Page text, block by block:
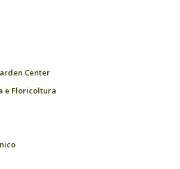
Center
e Floricoltura